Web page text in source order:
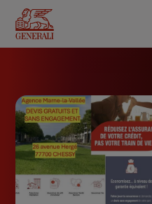
contenu
principal